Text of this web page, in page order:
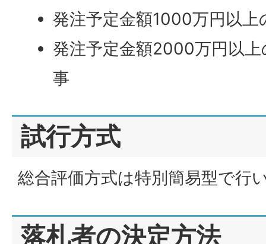
発注予定金額1000万円以
発注予定金額2000万円以
事
試行方式
総合評価方式は特別簡易型で行
落札者の決定方法